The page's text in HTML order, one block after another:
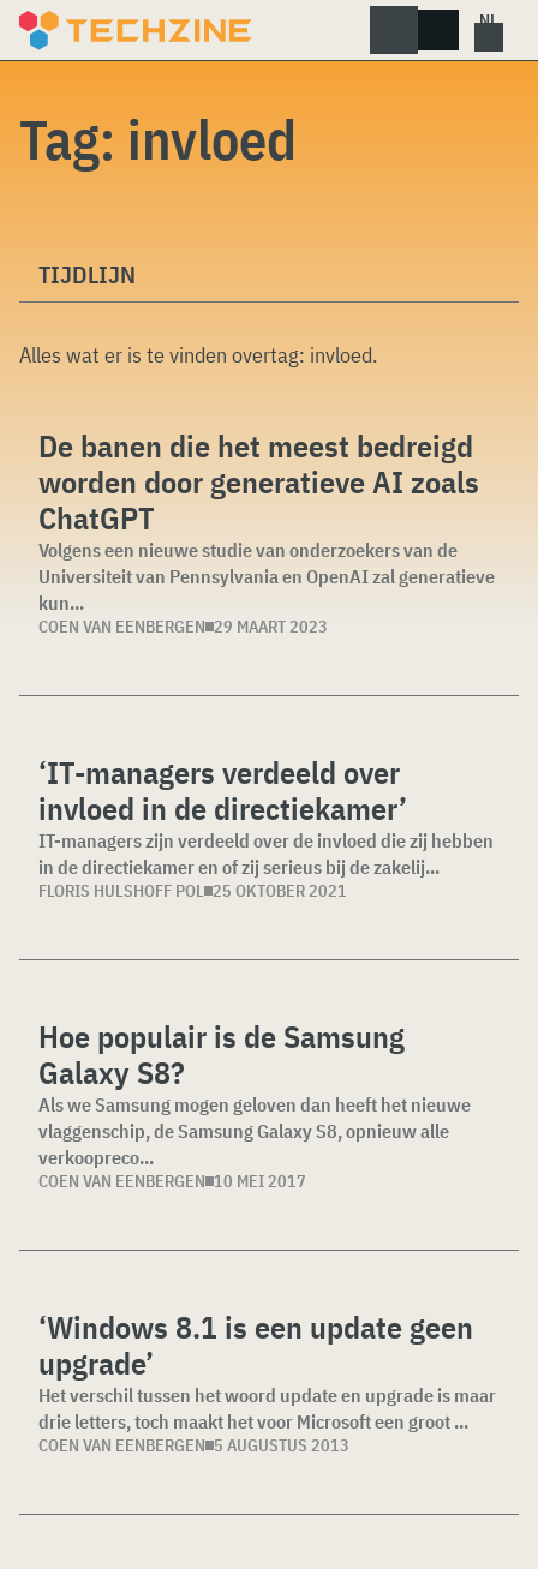
Skip
Tag: invloed
TIJDLIJN
Alles wat er is te vinden overtag: invloed.
De banen die het meest bedreigd
worden door generatieve AI zoals
ChatGPT
Volgens een nieuwe studie van onderzoekers van de
Universiteit van Pennsylvania en OpenAI zal generatieve
kun...
COEN VAN EENBERGEN 29 MAART 2023
‘IT-managers verdeeld over
invloed in de directiekamer’
IT-managers zijn verdeeld over de invloed die zij hebben
in de directiekamer en of zij serieus bij de zakelij...
FLORIS HULSHOFF POL 25 OKTOBER 2021
Hoe populair is de Samsung
Galaxy S8?
Als we Samsung mogen geloven dan heeft het nieuwe
vlaggenschip, de Samsung Galaxy S8, opnieuw alle
verkoopreco...
COEN VAN EENBERGEN 10 MEI 2017
‘Windows 8.1 is een update geen
upgrade’
Het verschil tussen het woord update en upgrade is maar
drie letters, toch maakt het voor Microsoft een groot ...
COEN VAN EENBERGEN 5 AUGUSTUS 2013